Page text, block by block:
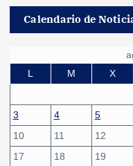
Calendario de
L
M X
3
4 5
10
11 12
17
18 19